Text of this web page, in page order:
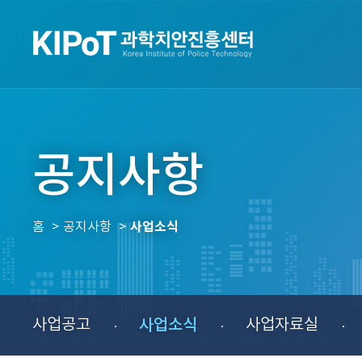
공지사항
홈 공지사항 사업소식
사업공고 사업소식 사업자료실